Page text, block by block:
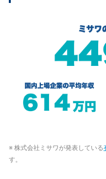
※ 株式会社ミサワが発表している
す。